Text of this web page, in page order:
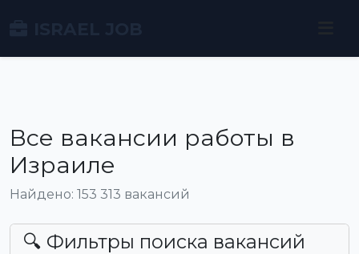
Все вакансии работы в
Израиле
Найдено: 153 313 вакансий
🔍 Фильтры поиска вакансий